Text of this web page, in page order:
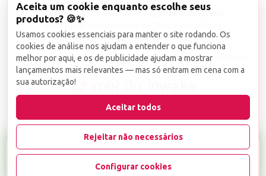
R$ 14,90
1 + Adicionar ao carrinho
▤ CNPJ13.851.519/0001-25
de imagens ou conteúdos deste site é proibido e
viola a Lei de Direitos Autorais nº 9.610/98.
Infrações serão denunciadas diretamente ao órgão competente.
Aceita um cookie enquanto escolhe seus
produtos? 🍪✨
Usamos cookies essenciais para manter o site rodando. Os
cookies de análise nos ajudam a entender o que funciona
melhor por aqui, e os de publicidade ajudam a mostrar
lançamentos mais relevantes — mas só entram em cena com a
sua autorização!
Aceitar todos
Rejeitar não necessários
Configurar cookies